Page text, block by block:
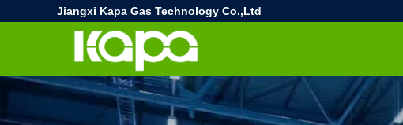
Jiangxi Kapa Gas Technology Co.,Ltd